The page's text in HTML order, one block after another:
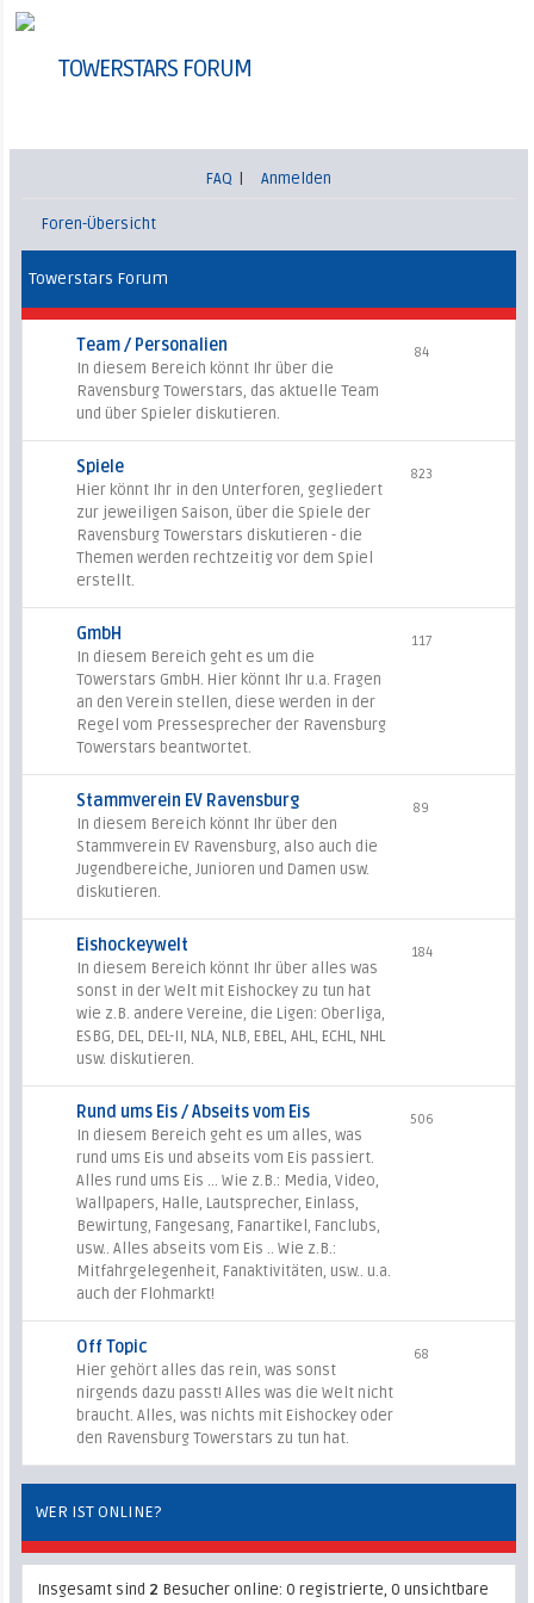
TOWERSTARS FORUM
FAQ Anmelden
Foren-Übersicht
Towerstars Forum
Team / Personalien
In diesem Bereich könnt Ihr über die
Ravensburg Towerstars, das aktuelle Team
und über Spieler diskutieren.
84
Spiele
Hier könnt Ihr in den Unterforen, gegliedert
zur jeweiligen Saison, über die Spiele der
Ravensburg Towerstars diskutieren - die
Themen werden rechtzeitig vor dem Spiel
erstellt.
823
GmbH
In diesem Bereich geht es um die
Towerstars GmbH. Hier könnt Ihr u.a. Fragen
an den Verein stellen, diese werden in der
Regel vom Pressesprecher der Ravensburg
Towerstars beantwortet.
117
Stammverein EV Ravensburg
In diesem Bereich könnt Ihr über den
Stammverein EV Ravensburg, also auch die
Jugendbereiche, Junioren und Damen usw.
diskutieren.
89
Eishockeywelt
In diesem Bereich könnt Ihr über alles was
sonst in der Welt mit Eishockey zu tun hat
wie z.B. andere Vereine, die Ligen: Oberliga,
ESBG, DEL, DEL-II, NLA, NLB, EBEL, AHL, ECHL, NHL
usw. diskutieren.
184
Rund ums Eis / Abseits vom Eis
In diesem Bereich geht es um alles, was
rund ums Eis und abseits vom Eis passiert.
Alles rund ums Eis ... Wie z.B.: Media, Video,
Wallpapers, Halle, Lautsprecher, Einlass,
Bewirtung, Fangesang, Fanartikel, Fanclubs,
usw.. Alles abseits vom Eis .. Wie z.B.:
Mitfahrgelegenheit, Fanaktivitäten, usw.. u.a.
auch der Flohmarkt!
506
Off Topic
Hier gehört alles das rein, was sonst
nirgends dazu passt! Alles was die Welt nicht
braucht. Alles, was nichts mit Eishockey oder
den Ravensburg Towerstars zu tun hat.
68
WER IST ONLINE?
Insgesamt sind 2 Besucher online: 0 registrierte, 0 unsichtbare